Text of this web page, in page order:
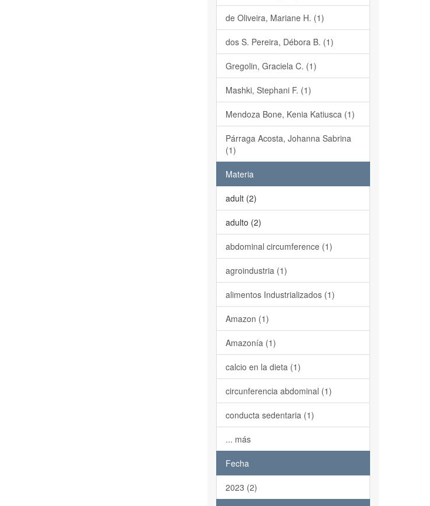
de Oliveira, Mariane H. (1)
dos S. Pereira, Débora B. (1)
Gregolin, Graciela C. (1)
Mashki, Stephani F. (1)
Mendoza Bone, Kenia Katiusca (1)
Párraga Acosta, Johanna Sabrina
(1)
Materia
adult (2)
adulto (2)
abdominal circumference (1)
agroindustria (1)
alimentos Industrializados (1)
Amazon (1)
Amazonía (1)
calcio en la dieta (1)
circunferencia abdominal (1)
conducta sedentaria (1)
... más
Fecha
2023 (2)